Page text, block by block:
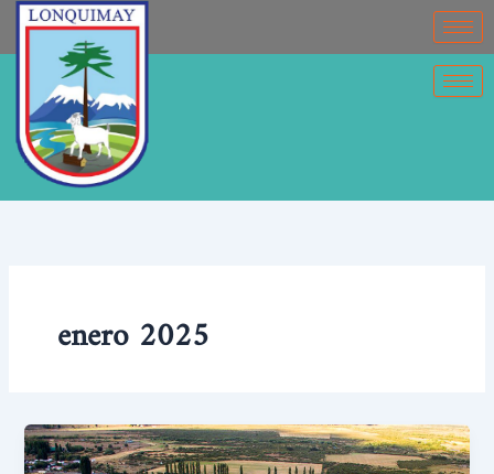
contenido
contenido
enero 2025